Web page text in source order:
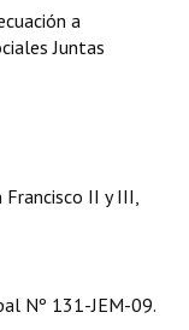
a
Juntas
II y III,
Nº 131-JEM-09.